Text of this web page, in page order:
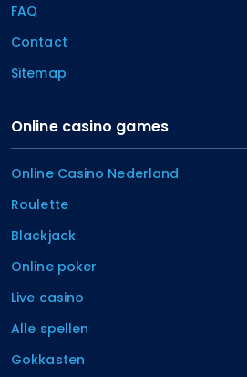
FAQ
Contact
Sitemap
Online casino games
Online Casino Nederland
Roulette
Blackjack
Online poker
Live casino
Alle spellen
Gokkasten